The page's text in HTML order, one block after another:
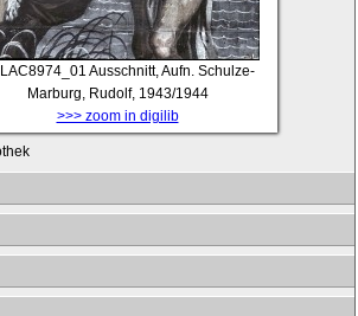
Ausschnitt, Aufn. Schulze-
Marburg, Rudolf, 1943/1944
>>> zoom in digilib